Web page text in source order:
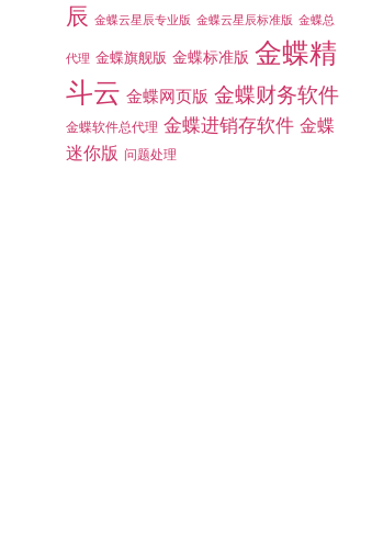
辰 金蝶云星辰专业版 金蝶云星辰标准版 金蝶总
代理 金蝶旗舰版 金蝶标准版 金蝶精
斗云 金蝶网页版 金蝶财务软件
金蝶软件总代理 金蝶进销存软件 金蝶
迷你版 问题处理